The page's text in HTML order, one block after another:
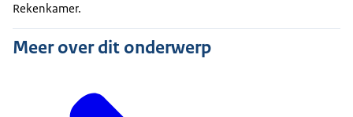
Rekenkamer.
Meer over dit onderwerp